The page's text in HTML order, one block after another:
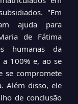
"Em
ajuda para
de Fátima
humanas da
100% e, ao se
se compromete
Além disso, ele
de conclusão